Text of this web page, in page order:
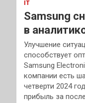
IT
Samsung
в
Улучшение
способствует
Samsung
компании есть
четверти 2024
прибыль за